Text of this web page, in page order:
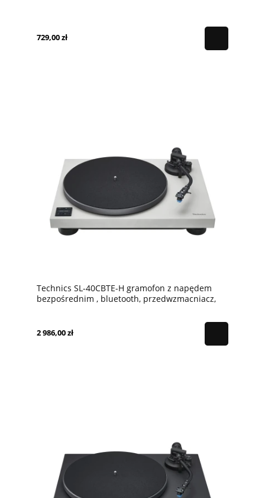
729,00 zł
Technics SL-40CBTE-H gramofon z napędem
bezpośrednim , bluetooth, przedwzmacniacz,
2 986,00 zł